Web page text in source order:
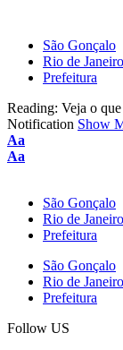
São Gonçalo
Rio de Janeiro
Prefeitura
Reading: Veja o
Notification Show
Font
Resizer
Aa
Font
Aa
São Gonçalo
Rio de Janeiro
Prefeitura
São Gonçalo
Rio de Janeiro
Prefeitura
Follow US